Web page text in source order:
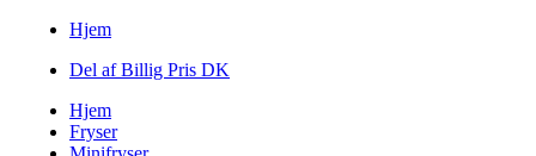
Hjem
Del af Billig Pris DK
Hjem
Fryser